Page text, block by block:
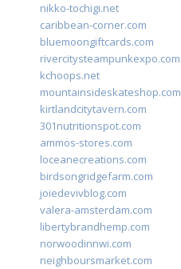
nikko-tochigi.net
caribbean-corner.com
bluemoongiftcards.com
rivercitysteampunkexpo.com
kchoops.net
mountainsideskateshop.com
kirtlandcitytavern.com
301nutritionspot.com
ammos-stores.com
loceanecreations.com
birdsongridgefarm.com
joiedevivblog.com
valera-amsterdam.com
libertybrandhemp.com
norwoodinnwi.com
neighboursmarket.com